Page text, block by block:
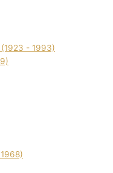
- 1993)